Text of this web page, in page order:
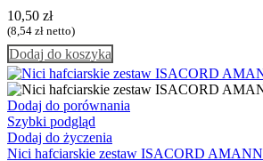
10,50 zł
(8,54 zł netto)
Dodaj do koszyka
Dodaj do porównania
Szybki podgląd
Dodaj do życzenia
Nici hafciarskie zestaw ISACORD AMANN